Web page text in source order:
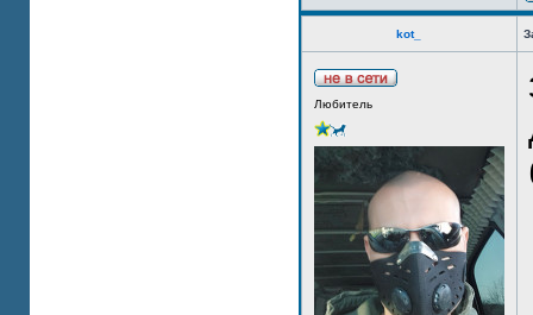
kot_
Любитель